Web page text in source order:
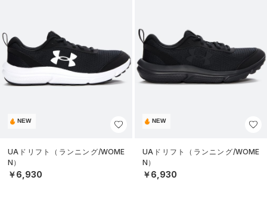
NEW
UAドリフト（ランニング/WOME
N）
￥6,930
NEW
UAドリフト（ランニング/WOME
N）
￥6,930